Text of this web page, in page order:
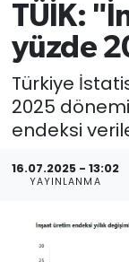
TÜİK:
yüzde
Türkiye
2025
endeksi
16.07.2025 - 13:02
YAYINLANMA
SİYASET
MAGAZİN
Son
Haber